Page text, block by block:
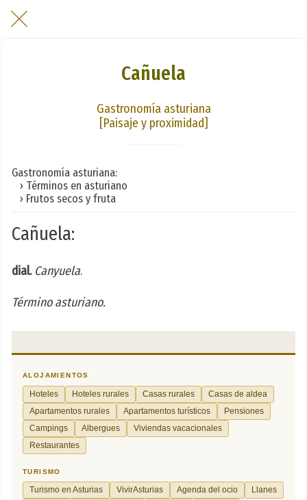
Cañuela
Gastronomía asturiana
[Paisaje y proximidad]
Gastronomía asturiana:
› Términos en asturiano
› Frutos secos y fruta
Cañuela:
dial. Canyuela.
Término asturiano.